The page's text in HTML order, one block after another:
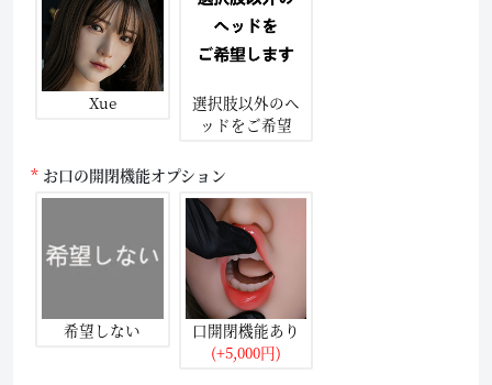
Xue
選択肢以外のヘ
ッドをご希望
お口の開閉機能オプション
希望しない
口開閉機能あり
(+5,000円)